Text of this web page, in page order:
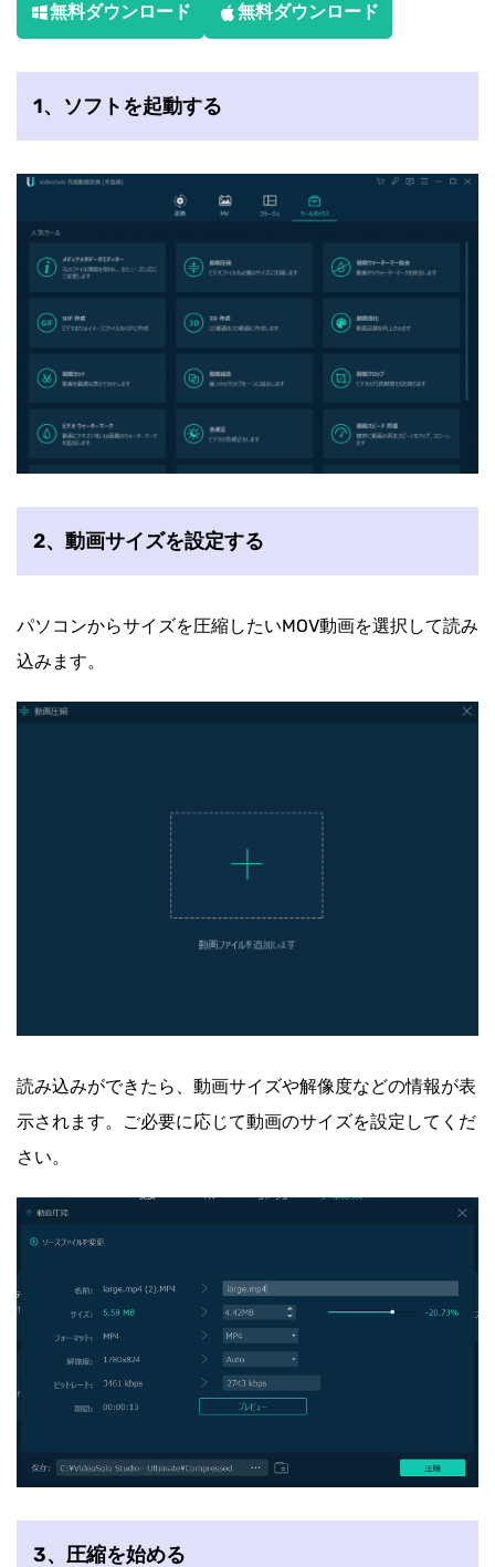
無料ダウンロード 無料ダウンロード
1、ソフトを起動する
2、動画サイズを設定する
パソコンからサイズを圧縮したいMOV動画を選択して読み
込みます。
読み込みができたら、動画サイズや解像度などの情報が表
示されます。ご必要に応じて動画のサイズを設定してくだ
さい。
3、圧縮を始める